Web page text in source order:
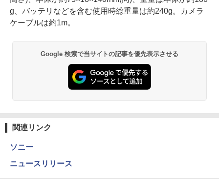
g、バッテリなどを含む使用時総重量は約240g。カメラ
ケーブルは約1m。
Google 検索で当サイトの記事を優先表示させる
関連リンク
ソニー
ニュースリリース